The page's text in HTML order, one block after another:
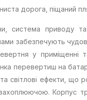
дорога, піщаний
система приводу та
забезпечують
у приміщенні
перевертиш на
світлові ефекти, що
Корпус